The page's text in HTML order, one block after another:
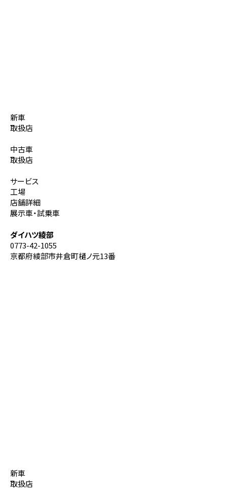
新車
取扱店
中古車
取扱店
サービス
工場
店舗詳細
展示車・試乗車
ダイハツ綾部
0773-42-1055
京都府綾部市井倉町樋ノ元13番
新車
取扱店